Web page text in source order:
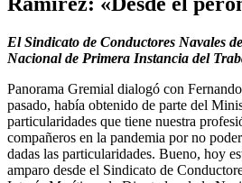
El Sindicato de Conductores Navales
Nacional de Primera Instancia del
Panorama Gremial dialogó con
pasado, había obtenido de parte del
particularidades que tiene nuestra
compañeros en la pandemia por no
dadas las particularidades. Bueno, hoy
amparo desde el Sindicato de